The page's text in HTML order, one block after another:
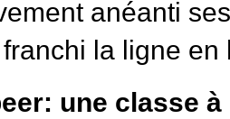
anéanti
la ligne en
une classe à